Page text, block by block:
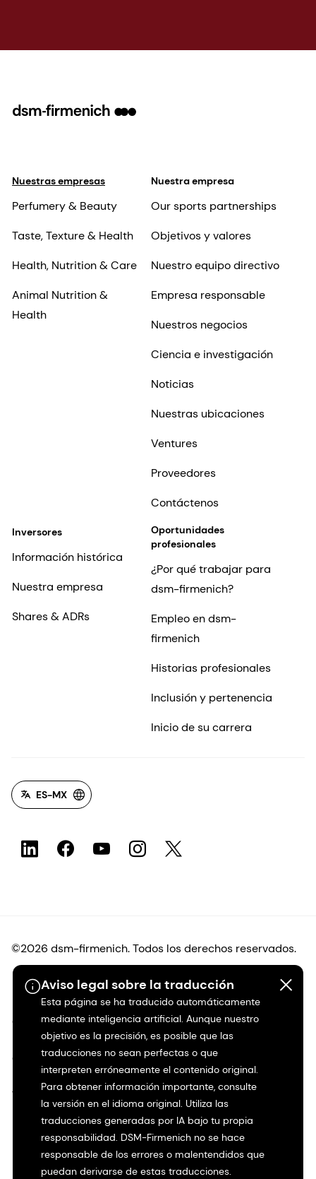
Aviso legal sobre la traducción
Esta página se ha traducido automáticamente
mediante inteligencia artificial. Aunque nuestro
objetivo es la precisión, es posible que las
traducciones no sean perfectas o que
interpreten erróneamente el contenido original.
Para obtener información importante, consulte
la versión en el idioma original. Utiliza las
traducciones generadas por IA bajo tu propia
responsabilidad. DSM-Firmenich no se hace
responsable de los errores o malentendidos que
puedan derivarse de estas traducciones.
Nuestras empresas
Perfumery & Beauty
Taste, Texture & Health
Health, Nutrition & Care
Animal Nutrition &
Health
Nuestra empresa
Our sports partnerships
Objetivos y valores
Nuestro equipo directivo
Empresa responsable
Nuestros negocios
Ciencia e investigación
Noticias
Nuestras ubicaciones
Ventures
Proveedores
Contáctenos
Inversores
Información histórica
Nuestra empresa
Shares & ADRs
Oportunidades
profesionales
¿Por qué trabajar para
dsm-firmenich?
Empleo en dsm-
firmenich
Historias profesionales
Inclusión y pertenencia
Inicio de su carrera
ES-MX
©2026 dsm-firmenich. Todos los derechos reservados.
Protección de datos
Condiciones de uso
Condiciones generales
Transparencia en California
Declaración de accesibilidad
Información jurídica